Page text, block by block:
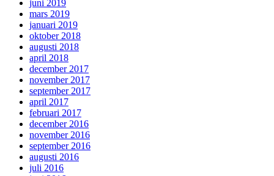
juni 2019
mars 2019
januari 2019
oktober 2018
augusti 2018
april 2018
december 2017
november 2017
september 2017
april 2017
februari 2017
december 2016
november 2016
september 2016
augusti 2016
juli 2016